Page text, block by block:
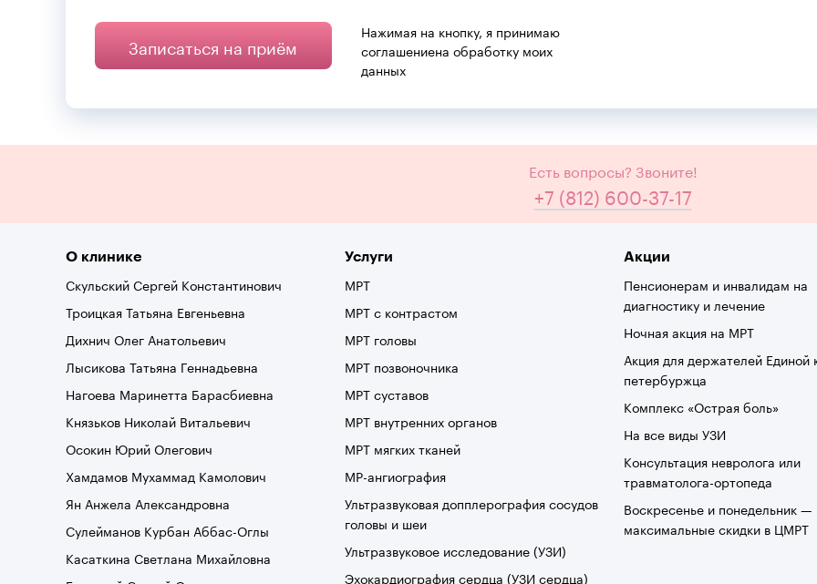
Записаться на приём
Нажимая на кнопку, я принимаю
соглашениена обработку моих
данных
Есть вопросы? Звоните!
+7 (812) 600-37-17
О клинике
Скульский Сергей Константинович
Троицкая Татьяна Евгеньевна
Дихнич Олег Анатольевич
Лысикова Татьяна Геннадьевна
Нагоева Маринетта Барасбиевна
Князьков Николай Витальевич
Осокин Юрий Олегович
Хамдамов Мухаммад Камолович
Ян Анжела Александровна
Сулейманов Курбан Аббас-Оглы
Касаткина Светлана Михайловна
Услуги
МРТ
МРТ с контрастом
МРТ головы
МРТ позвоночника
МРТ суставов
МРТ внутренних органов
МРТ мягких тканей
МР-ангиография
Ультразвуковая допплерография сосудов
головы и шеи
Ультразвуковое исследование (УЗИ)
Эхокардиография сердца (УЗИ сердца)
Акции
Пенсионерам и инвалидам на
диагностику и лечение
Ночная акция на МРТ
Акция для держателей Единой
петербуржца
Комплекс «Острая боль»
На все виды УЗИ
Консультация невролога или
травматолога-ортопеда
Воскресенье и понедельник —
максимальные скидки в ЦМРТ